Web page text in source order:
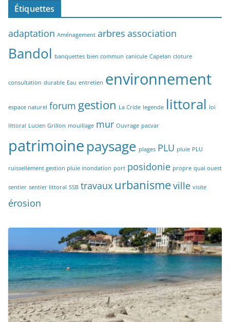
Étiquettes
adaptation Aménagement arbres association
Bandol banquettes bien commun canicule Capelan cloture
consultation durable Eau entretien environnement
espace naturel forum gestion La Cride legende littoral loi
littoral Lucien Grillon mouillage mur Ouvrage pacvar
patrimoinepaysage plages PLU pluie PLU
ruissellement gestion pluie inondation port posidonie propre quai ouest
sentier sentier littoral SSB travaux urbanismeville visite
érosion